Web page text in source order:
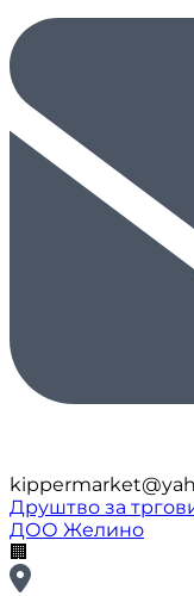
Друштво за
ДОО Желино
🏢